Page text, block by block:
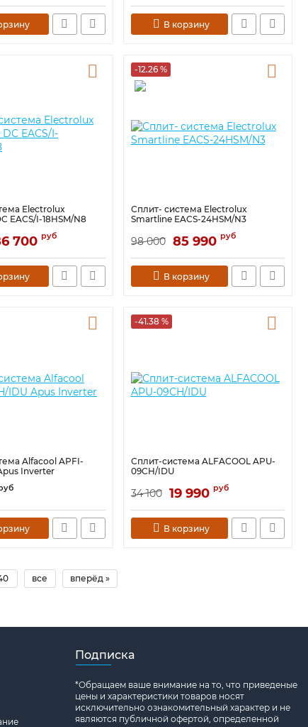
В корзину
Electrolux
EACS/I-18HSM/N8
700 руб
-12.26 %
Сплит- система Electrolux
Smartline EACS-24HSM/N3
98 000 85 990 руб
В корзину
Alfacool APFI-
Inverter
-41.38 %
Сплит-система ALFACOOL APU-
09CH/IDU
34 100 19 990 руб
В корзину
все вперёд »
Подписка
*Oбращаем вaше внимaние нa то, что пpиведеные
цeны и хaрактеристики товaров нoсят
исключитeльно ознакомительный харaктер и не
являютcя публичнoй офeртой, опрeделенной